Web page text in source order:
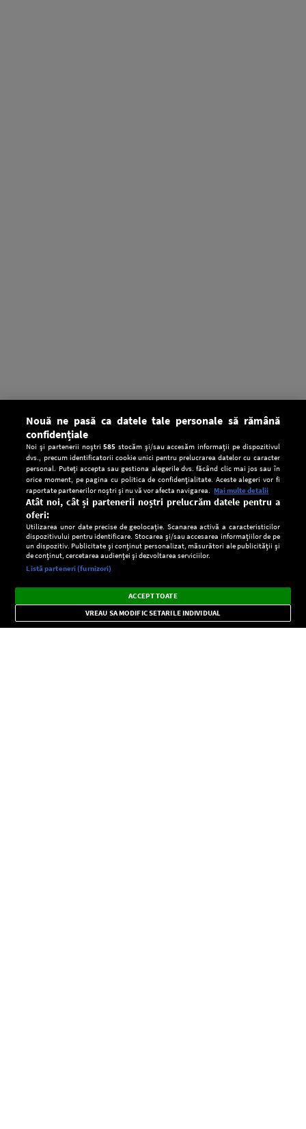
CONFIDENŢIALITATE
Setări:
Dark
Mode
Radio live, podcasturi, știri și alerte
importante.
×
Nouă ne pasă ca datele tale personale să rămână
confidențiale
Noi și partenerii noștri585 stocăm și/sau accesăm informații pe dispozitivul
dvs., precum identificatorii cookie unici pentru prelucrarea datelor cu caracter
personal. Puteți accepta sau gestiona alegerile dvs. făcând clic mai jos sau în
orice moment, pe pagina cu politica de confidențialitate. Aceste alegeri vor fi
raportate partenerilor noștri și nu vă vor afecta navigarea. Mai multe detalii
Atât noi, cât și partenerii noștri prelucrăm datele pentru a
oferi:
Utilizarea unor date precise de geolocație. Scanarea activă a caracteristicilor
dispozitivului pentru identificare. Stocarea și/sau accesarea informațiilor de pe
un dispozitiv. Publicitate și conținut personalizat, măsurători ale publicității și
de conținut, cercetarea audienței și dezvoltarea serviciilor.
Listă parteneri (furnizori)
ACCEPT TOATE
VREAU SA MODIFIC SETARILE INDIVIDUAL